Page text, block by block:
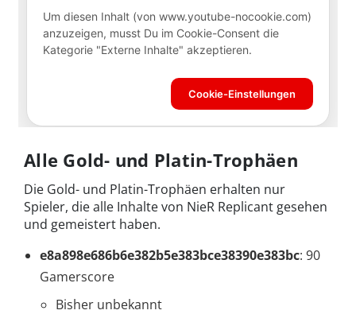
Alle Gold- und Platin-Trophäen
Die Gold- und Platin-Trophäen erhalten nur
Spieler, die alle Inhalte von NieR Replicant gesehen
und gemeistert haben.
e8a898e686b6e382b5e383bce38390e383bc: 90
Gamerscore
Bisher unbekannt